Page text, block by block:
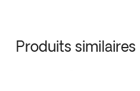
Produits similaires